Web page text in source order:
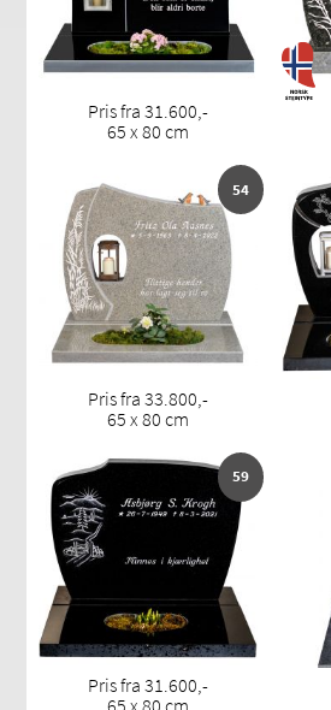
Pris fra 31.600,-
65 x 80 cm
54
Pris fra 33.800,-
65 x 80 cm
59
Pris fra 31.600,-